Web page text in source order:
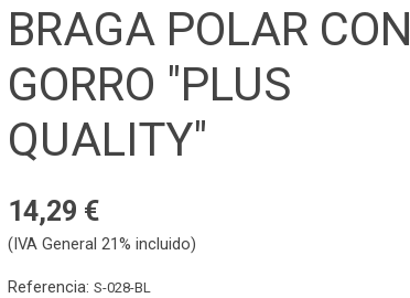
BRAGA POLAR CON
GORRO "PLUS
QUALITY"
14,29 €
(IVA General 21% incluido)
Referencia:S-028-BL